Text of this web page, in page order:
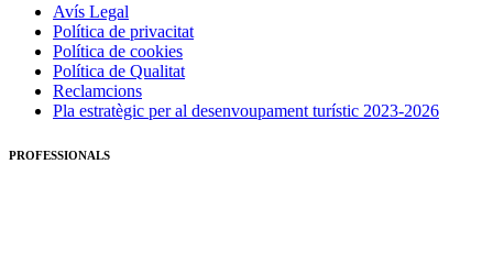
Avís Legal
Política de privacitat
Política de cookies
Política de Qualitat
Reclamcions
Pla estratègic per al desenvoupament turístic 2023-2026
PROFESSIONALS